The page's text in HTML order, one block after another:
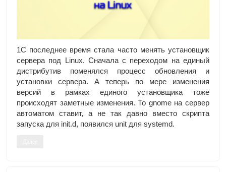
1С последнее время стала часто менять установщик
сервера под Linux. Сначала с переходом на единый
дистрибутив поменялся процесс обновления и
установки сервера. А теперь по мере изменения
версий в рамках единого установщика тоже
происходят заметные изменения. То gnome на сервер
автоматом ставит, а не так давно вместо скрипта
запуска для init.d, появился unit для systemd.